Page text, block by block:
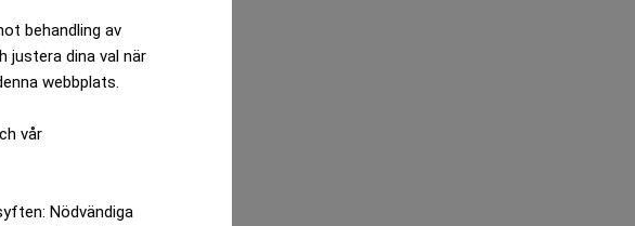
behandling av
justera dina val när
webbplats.
vår
Nödvändiga